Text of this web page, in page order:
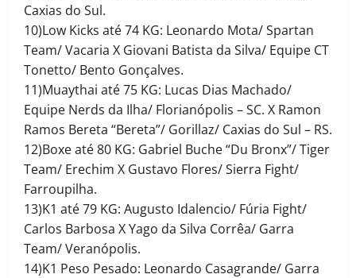
Caxias do Sul.
10)Low Kicks até 74 KG: Leonardo Mota/ Spartan
Team/ Vacaria X Giovani Batista da Silva/ Equipe CT
Tonetto/ Bento Gonçalves.
11)Muaythai até 75 KG: Lucas Dias Machado/
Equipe Nerds da Ilha/ Florianópolis – SC. X Ramon
Ramos Bereta “Bereta”/ Gorillaz/ Caxias do Sul – RS.
12)Boxe até 80 KG: Gabriel Buche “Du Bronx”/ Tiger
Team/ Erechim X Gustavo Flores/ Sierra Fight/
Farroupilha.
13)K1 até 79 KG: Augusto Idalencio/ Fúria Fight/
Carlos Barbosa X Yago da Silva Corrêa/ Garra
Team/ Veranópolis.
14)K1 Peso Pesado: Leonardo Casagrande/ Garra